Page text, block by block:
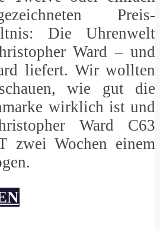
Preis-
Die Uhrenwelt
Ward – und
liefert. Wir wollten
wie gut die
wirklich ist und
Ward C63
zwei Wochen einem